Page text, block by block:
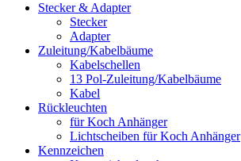
Stecker & Adapter
Stecker
Adapter
Zuleitung/Kabelbäume
Kabelschellen
13 Pol-Zuleitung/Kabelbäume
Kabel
Rückleuchten
für Koch Anhänger
Lichtscheiben für Koch Anhänger
Kennzeichen